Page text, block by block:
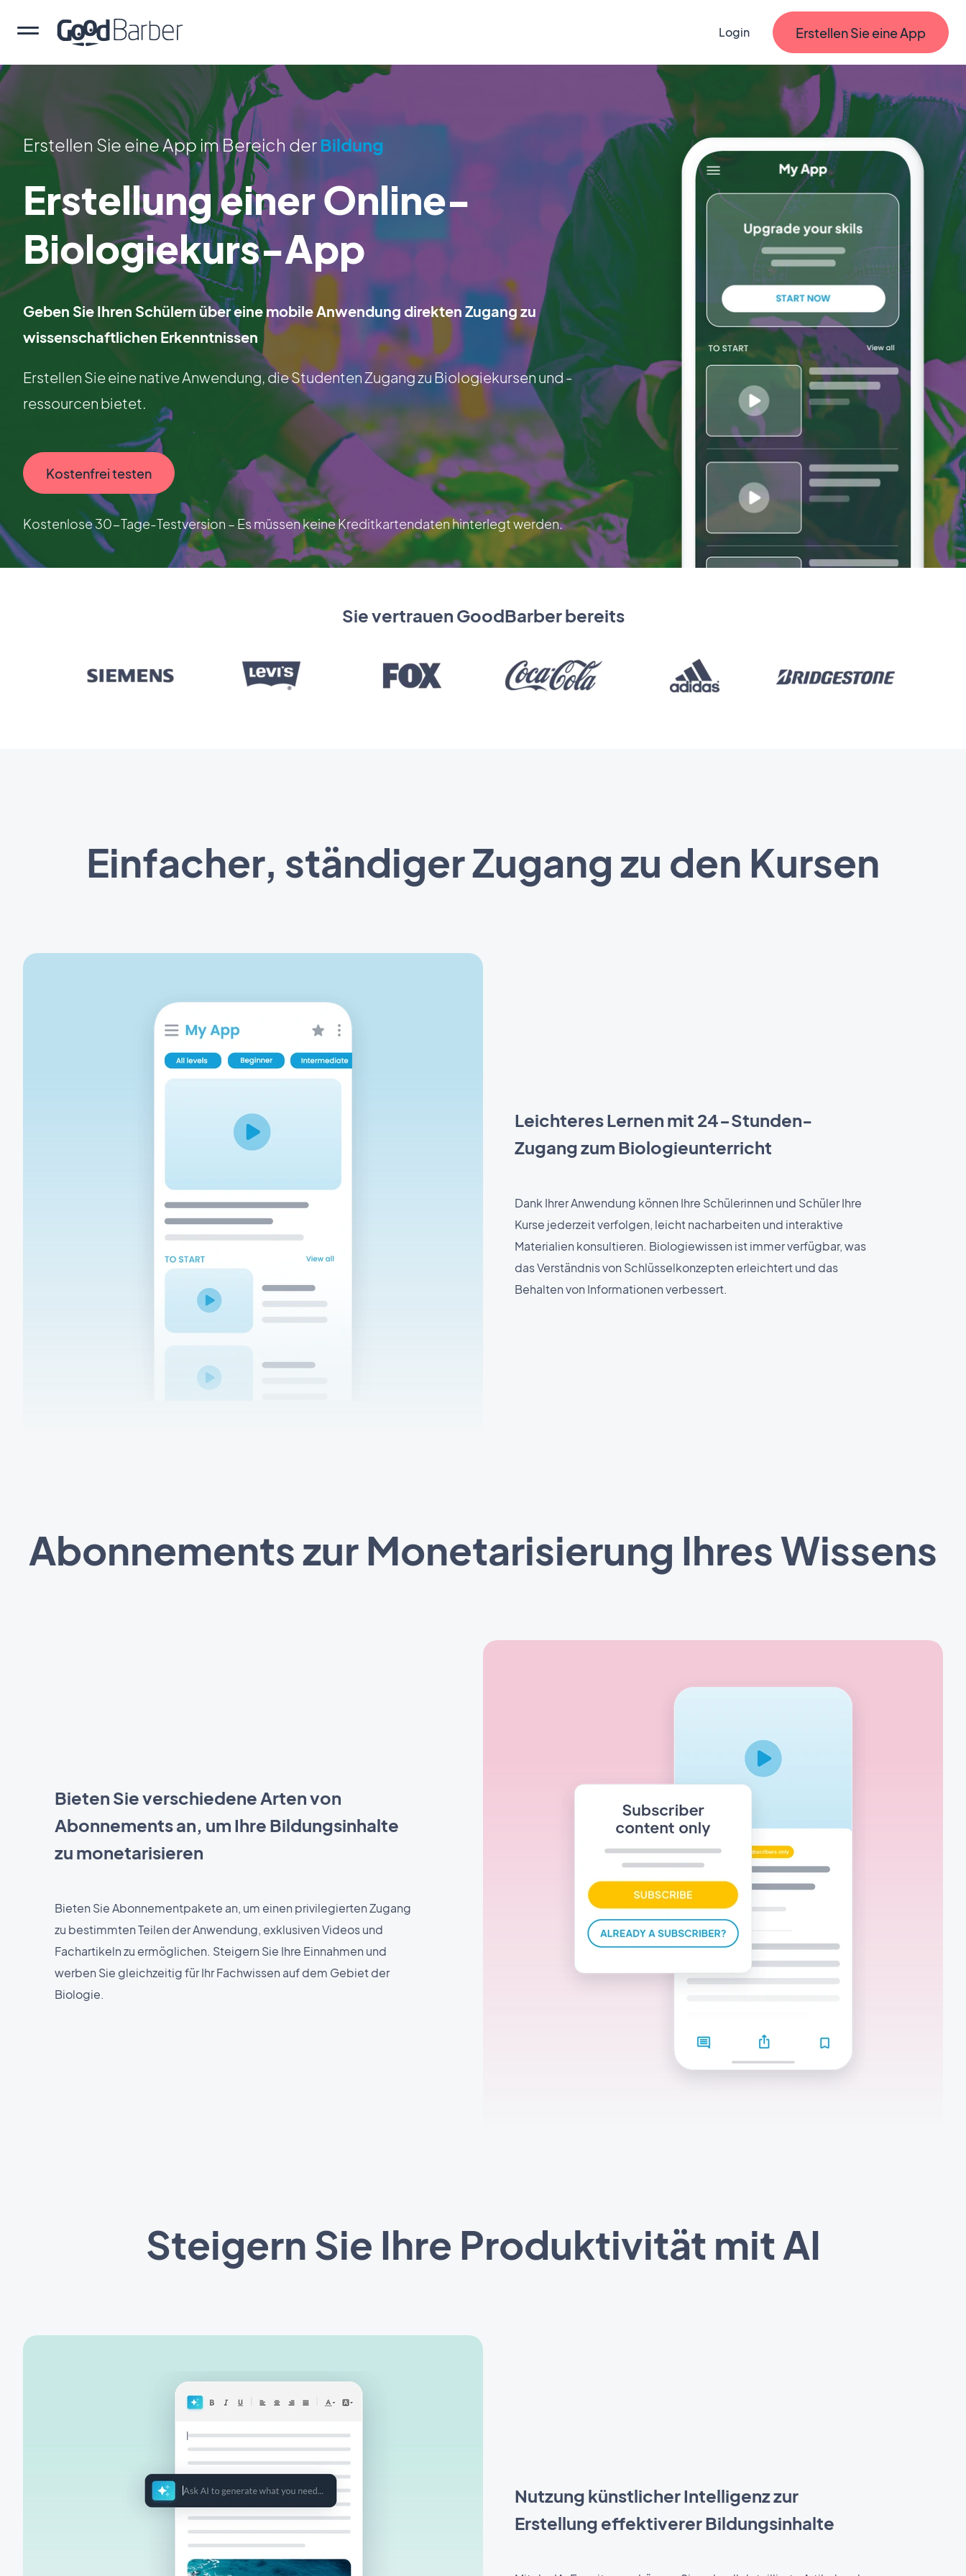
Login Erstellen Sie eine App
Erstellen Sie eine App im Bereich derBildung
Erstellung einer Online-
Biologiekurs-App
Geben Sie Ihren Schülern über eine mobile Anwendung direkten Zugang zu
wissenschaftlichen Erkenntnissen
Erstellen Sie eine native Anwendung, die Studenten Zugang zu Biologiekursen und -
ressourcen bietet.
Kostenfrei testen
Kostenlose 30-Tage-Testversion – Es müssen keine Kreditkartendaten hinterlegt werden.
Sie vertrauen GoodBarber bereits
Einfacher, ständiger Zugang zu den Kursen
Leichteres Lernen mit 24-Stunden-
Zugang zum Biologieunterricht
Dank Ihrer Anwendung können Ihre Schülerinnen und Schüler Ihre
Kurse jederzeit verfolgen, leicht nacharbeiten und interaktive
Materialien konsultieren. Biologiewissen ist immer verfügbar, was
das Verständnis von Schlüsselkonzepten erleichtert und das
Behalten von Informationen verbessert.
Abonnements zur Monetarisierung Ihres Wissens
Bieten Sie verschiedene Arten von
Abonnements an, um Ihre Bildungsinhalte
zu monetarisieren
Bieten Sie Abonnementpakete an, um einen privilegierten Zugang
zu bestimmten Teilen der Anwendung, exklusiven Videos und
Fachartikeln zu ermöglichen. Steigern Sie Ihre Einnahmen und
werben Sie gleichzeitig für Ihr Fachwissen auf dem Gebiet der
Biologie.
Steigern Sie Ihre Produktivität mit AI
Nutzung künstlicher Intelligenz zur
Erstellung effektiverer Bildungsinhalte